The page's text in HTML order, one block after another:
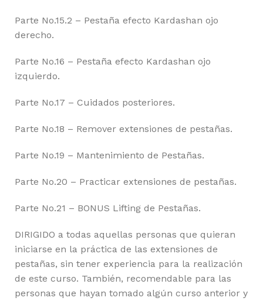
Parte No.15.2 – Pestaña efecto Kardashan ojo
derecho.
Parte No.16 – Pestaña efecto Kardashan ojo
izquierdo.
Parte No.17 – Cuidados posteriores.
Parte No.18 – Remover extensiones de pestañas.
Parte No.19 – Mantenimiento de Pestañas.
Parte No.20 – Practicar extensiones de pestañas.
Parte No.21 – BONUS Lifting de Pestañas.
DIRIGIDO a todas aquellas personas que quieran
iniciarse en la práctica de las extensiones de
pestañas, sin tener experiencia para la realización
de este curso. También, recomendable para las
personas que hayan tomado algún curso anterior y